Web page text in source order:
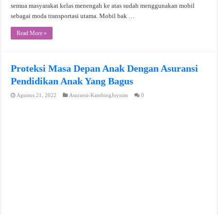
semua masyarakat kelas menengah ke atas sudah menggunakan mobil
sebagai moda transportasi utama. Mobil bak …
Read More »
Proteksi Masa Depan Anak Dengan Asuransi
Pendidikan Anak Yang Bagus
Agustus 21, 2022 Asuransi-KambingJoynim 0